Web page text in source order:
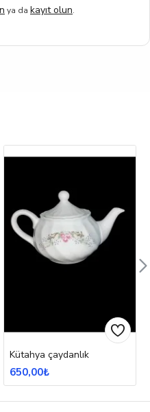
ya da kayıt olun.
Kütahya çaydanlık
650,00₺